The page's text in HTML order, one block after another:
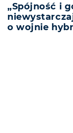
„Spójność i
o wojnie